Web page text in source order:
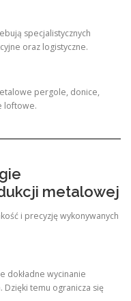
specjalistycznych
oraz logistyczne.
pergole, donice,
loftowe.
metalowej
i precyzję wykonywanych
dokładne wycinanie
Dzięki temu ogranicza się